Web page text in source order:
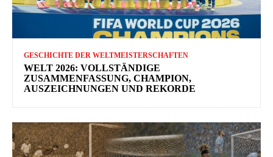
GESCHICHTE DER WELTMEISTERSCHAFTEN
WELT 2026: VOLLSTÄNDIGE
ZUSAMMENFASSUNG, CHAMPION,
AUSZEICHNUNGEN UND REKORDE